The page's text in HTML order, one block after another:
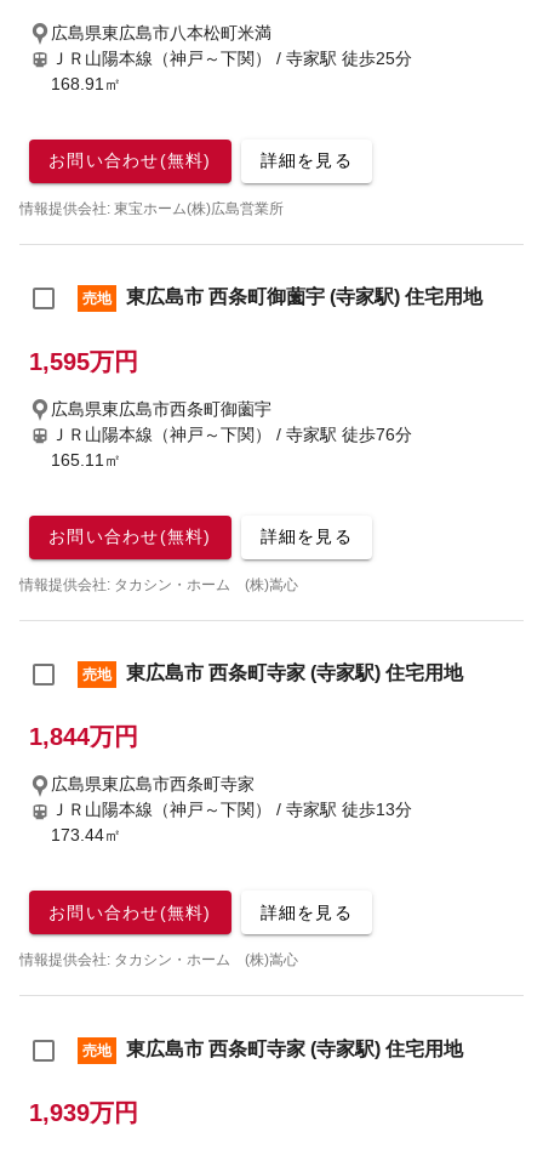
広島県東広島市八本松町米満
ＪＲ山陽本線（神戸～下関） / 寺家駅 徒歩25分
168.91㎡
お問い合わせ(無料) 詳細を見る
情報提供会社: 東宝ホーム(株)広島営業所
売地 東広島市 西条町御薗宇 (寺家駅) 住宅用地
1,595万円
広島県東広島市西条町御薗宇
ＪＲ山陽本線（神戸～下関） / 寺家駅 徒歩76分
165.11㎡
お問い合わせ(無料) 詳細を見る
情報提供会社: タカシン・ホーム (株)嵩心
売地 東広島市 西条町寺家 (寺家駅) 住宅用地
1,844万円
広島県東広島市西条町寺家
ＪＲ山陽本線（神戸～下関） / 寺家駅 徒歩13分
173.44㎡
お問い合わせ(無料) 詳細を見る
情報提供会社: タカシン・ホーム (株)嵩心
売地 東広島市 西条町寺家 (寺家駅) 住宅用地
1,939万円